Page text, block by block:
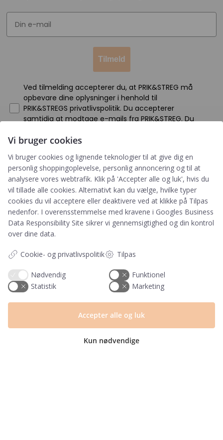
Har du et spørgsmål?
Du kan kontakte vores kundeservice på:
+45 60 15 72 04
Telefon & mail besvares I tidsrummet:
Mandag – Fredag: 10.00 – 15.00
Information
Tryktider
Handelsbetingelser og FAQ
Persondatapolitik
Tilmeld
Ved tilmelding accepterer du, at PRIK&STREG må
opbevare dine oplysninger i henhold til
PRIK&STREGS privatlivspolitik. Du accepterer
samtidig at modtage e-mails fra PRIK&STREG. Du
Vi bruger cookies
Vi bruger cookies og lignende teknologier til at give dig en
personlig shoppingoplevelse, personlig annoncering og til at
analysere vores webtrafik. Klik på 'Accepter alle og luk', hvis du
vil tillade alle cookies. Alternativt kan du vælge, hvilke typer
cookies du vil acceptere eller deaktivere ved at klikke på Tilpas
nedenfor. I overensstemmelse med kravene i Googles Business
Data Responsibility Site sikrer vi gennemsigtighed og din kontrol
over dine data.
Cookie- og privatlivspolitik Tilpas
Nødvendig
Funktionel
Statistik
Marketing
Kun nødvendige
Accepter alle og luk